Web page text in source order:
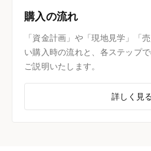
購入の流れ
「資金計画」や「現地見学」「
い購入時の流れと、各ステップ
ご説明いたします。
詳しく見